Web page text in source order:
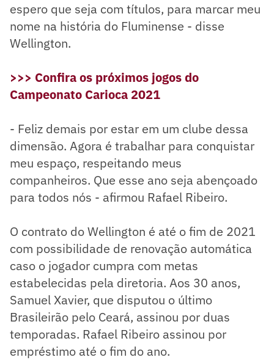
espero que seja com títulos, para marcar meu
nome na história do Fluminense - disse
Wellington.
>>> Confira os próximos jogos do
Campeonato Carioca 2021
- Feliz demais por estar em um clube dessa
dimensão. Agora é trabalhar para conquistar
meu espaço, respeitando meus
companheiros. Que esse ano seja abençoado
para todos nós - afirmou Rafael Ribeiro.
O contrato do Wellington é até o fim de 2021
com possibilidade de renovação automática
caso o jogador cumpra com metas
estabelecidas pela diretoria. Aos 30 anos,
Samuel Xavier, que disputou o último
Brasileirão pelo Ceará, assinou por duas
temporadas. Rafael Ribeiro assinou por
empréstimo até o fim do ano.